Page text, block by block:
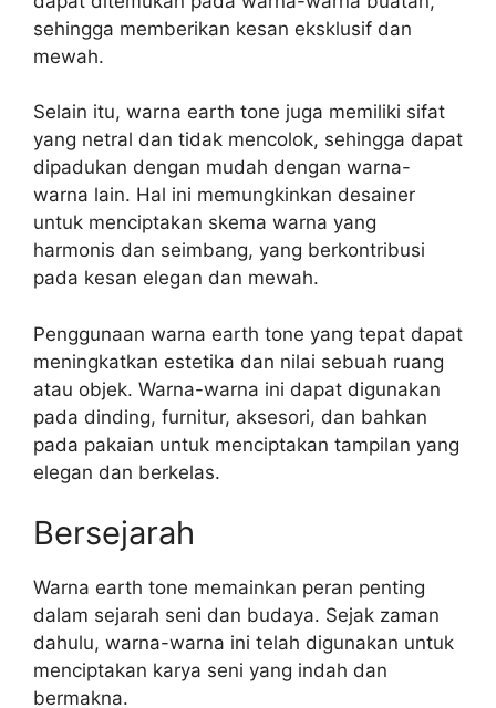
sehingga memberikan kesan eksklusif dan
mewah.
Selain itu, warna earth tone juga memiliki sifat
yang netral dan tidak mencolok, sehingga dapat
dipadukan dengan mudah dengan warna-
warna lain. Hal ini memungkinkan desainer
untuk menciptakan skema warna yang
harmonis dan seimbang, yang berkontribusi
pada kesan elegan dan mewah.
Penggunaan warna earth tone yang tepat dapat
meningkatkan estetika dan nilai sebuah ruang
atau objek. Warna-warna ini dapat digunakan
pada dinding, furnitur, aksesori, dan bahkan
pada pakaian untuk menciptakan tampilan yang
elegan dan berkelas.
Bersejarah
Warna earth tone memainkan peran penting
dalam sejarah seni dan budaya. Sejak zaman
dahulu, warna-warna ini telah digunakan untuk
menciptakan karya seni yang indah dan
bermakna.